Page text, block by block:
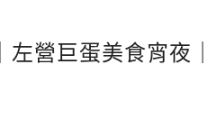
左營巨蛋美食宵夜